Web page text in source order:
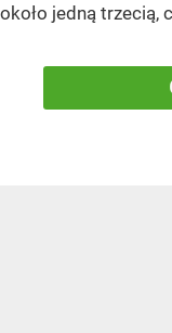
około jedną trzecią,